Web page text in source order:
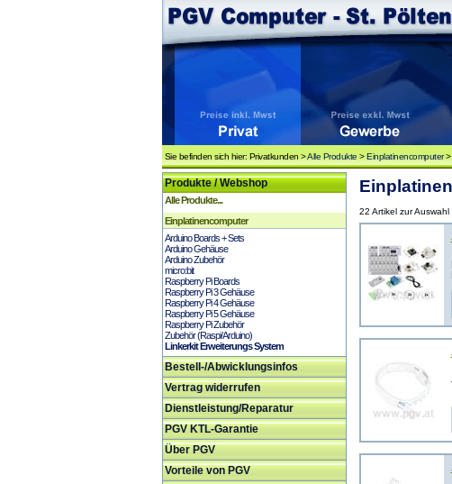
Sie befinden sich hier: Privatkunden >Alle Produkte >Einplatinencomputer>
Produkte / Webshop
Alle Produkte...
Einplatinencomputer
Arduino Boards + Sets
Arduino Gehäuse
Arduino Zubehör
micro:bit
Raspberry Pi Boards
Raspberry Pi 3 Gehäuse
Raspberry Pi 4 Gehäuse
Raspberry Pi 5 Gehäuse
Raspberry Pi Zubehör
Zubehör (Raspi/Arduino)
Linkerkit Erweiterungs System
Bestell-/Abwicklungsinfos
Vertrag widerrufen
Dienstleistung/Reparatur
PGV KTL-Garantie
Über PGV
Vorteile von PGV
22 Artikel zur Auswahl